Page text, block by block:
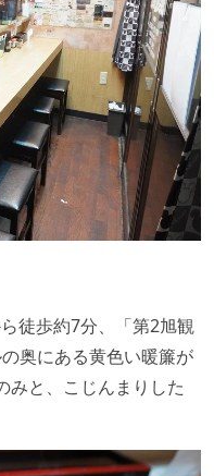
徒歩約7分、「第2旭観
奥にある黄色い暖簾が
みと、こじんまりした